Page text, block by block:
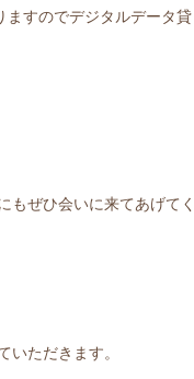
ますのでデジタルデータ貸
もぜひ会いに来てあげてく
ただきます。